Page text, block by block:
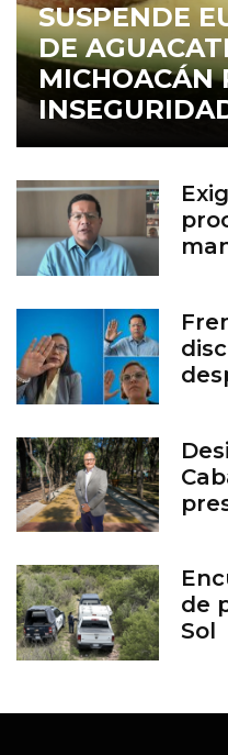
SUSPENDE
DE
MICHOACÁN
de
Sol